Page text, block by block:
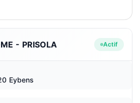
- PRISOLA Actif
Eybens